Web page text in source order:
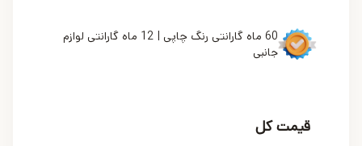
60 ماه گارانتی رنگ چاپی | 12 ماه گارانتی لوازم
جانبی
قیمت کل